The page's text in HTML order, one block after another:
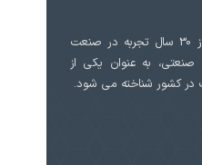
بازرگانی فولاد برابا با بیش از 30 سال تجربه در صنعت
به عنوان یکی از
در کشور شناخته می شود.